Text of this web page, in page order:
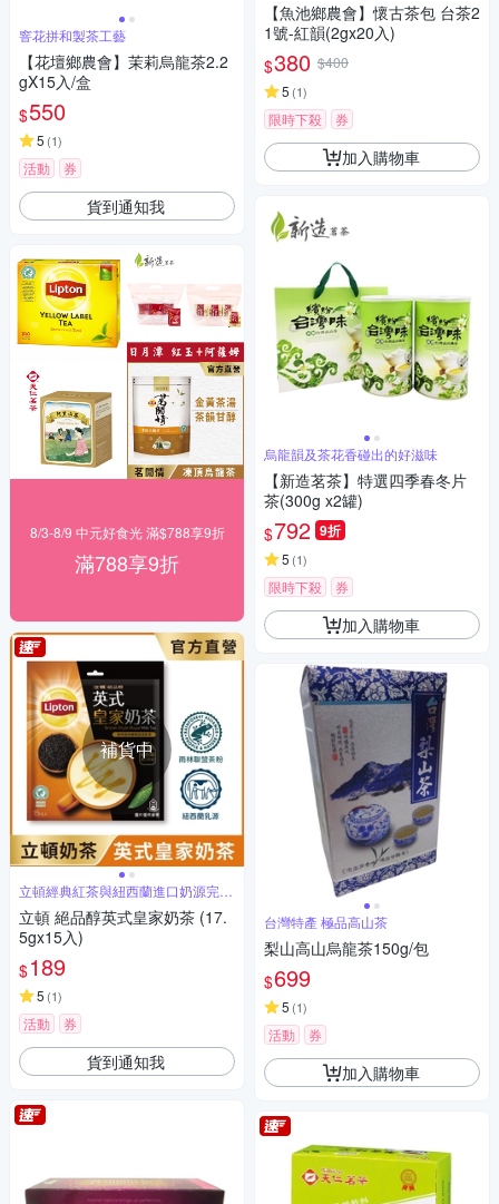
窨花拼和製茶工藝
【花壇鄉農會】茉莉烏龍茶2.2
gX15入/盒
$550
5 (1)
活動 券
貨到通知我
8/3-8/9 中元好食光 滿$788享9折
滿788享9折
補貨中
立頓經典紅茶與紐西蘭進口奶源完美
融合
立頓 絕品醇英式皇家奶茶 (17.
5gx15入)
$189
5 (1)
活動 券
貨到通知我
【魚池鄉農會】懷古茶包 台茶2
1號-紅韻(2gx20入)
$380 $400
5 (1)
限時下殺 券
加入購物車
烏龍韻及茶花香碰出的好滋味
【新造茗茶】特選四季春冬片
茶(300g x2罐)
$792 9折
5 (1)
限時下殺 券
加入購物車
台灣特產 極品高山茶
梨山高山烏龍茶150g/包
$699
5 (1)
活動 券
加入購物車